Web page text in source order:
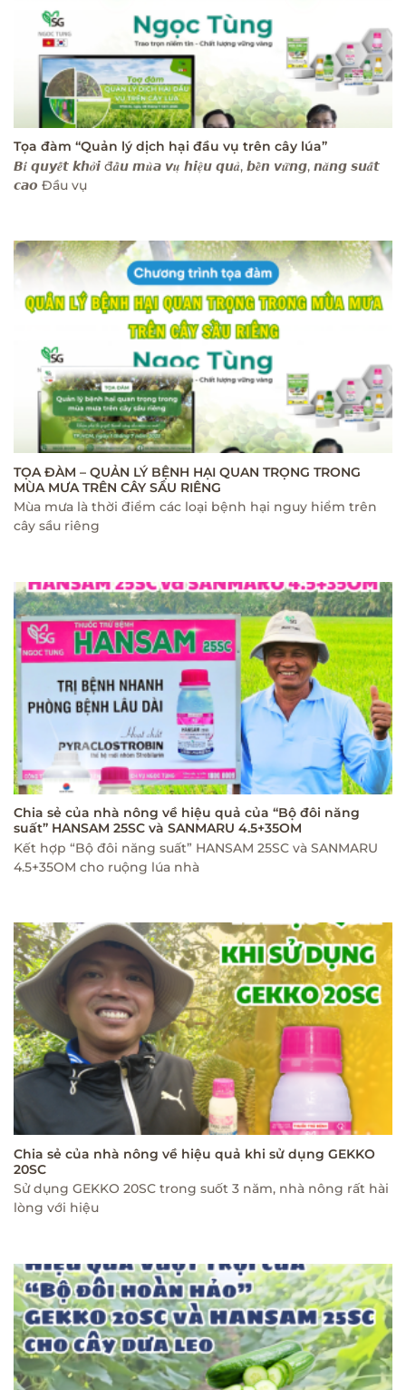
Tọa đàm “Quản lý dịch hại đầu vụ trên cây lúa”
𝘽𝒊́ 𝙦𝙪𝙮𝒆̂́𝙩 𝙠𝙝𝒐̛̉𝙞 đ𝒂̂̀𝙪 𝙢𝒖̀𝙖 𝙫𝒖̣ 𝙝𝙞𝒆̣̂𝙪 𝙦𝙪𝒂̉, 𝙗𝒆̂̀𝙣 𝙫𝒖̛̃𝙣𝙜, 𝙣𝒂̆𝙣𝙜 𝙨𝙪𝒂̂́𝙩
𝙘𝙖𝙤 Đầu vụ
TỌA ĐÀM – QUẢN LÝ BỆNH HẠI QUAN TRỌNG TRONG
MÙA MƯA TRÊN CÂY SẦU RIÊNG
Mùa mưa là thời điểm các loại bệnh hại nguy hiểm trên
cây sầu riêng
Chia sẻ của nhà nông về hiệu quả của “Bộ đôi năng
suất” HANSAM 25SC và SANMARU 4.5+35OM
Kết hợp “Bộ đôi năng suất” HANSAM 25SC và SANMARU
4.5+35OM cho ruộng lúa nhà
Chia sẻ của nhà nông về hiệu quả khi sử dụng GEKKO
20SC
Sử dụng GEKKO 20SC trong suốt 3 năm, nhà nông rất hài
lòng với hiệu